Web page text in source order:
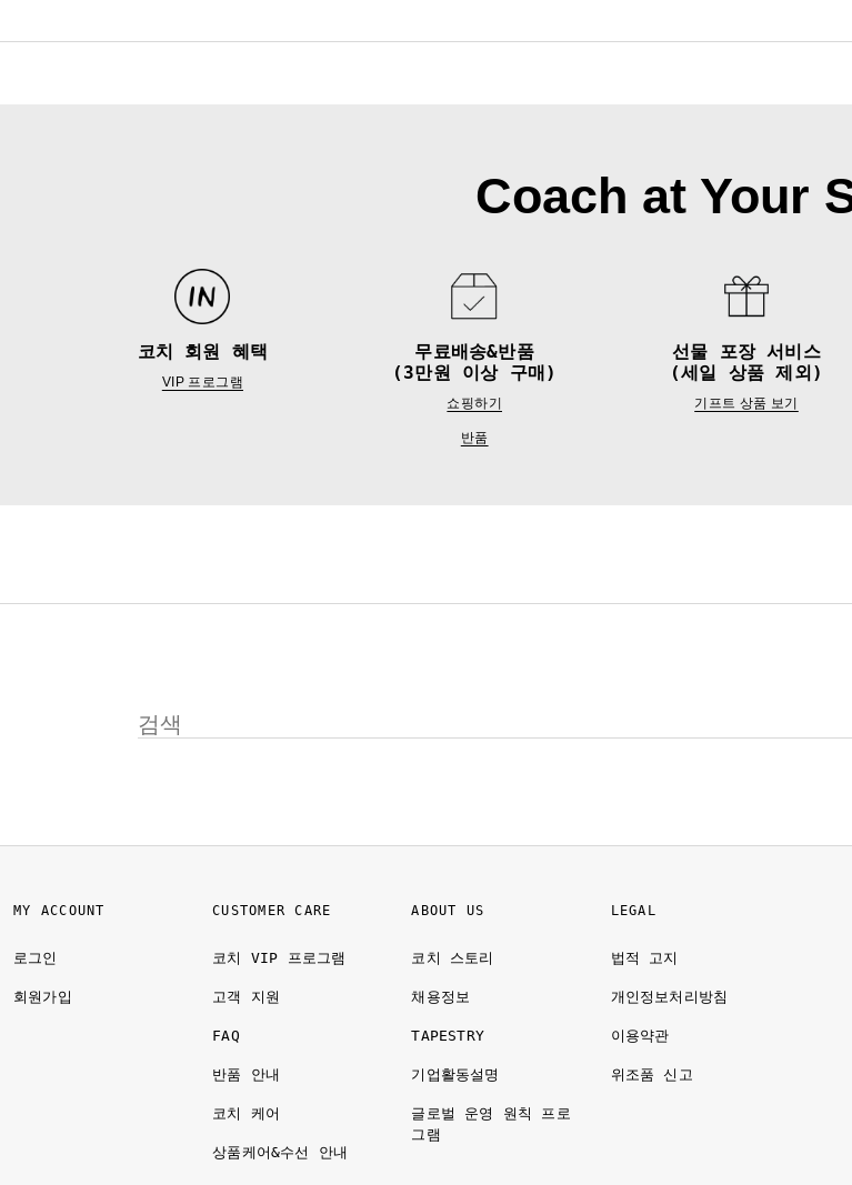
Coach at Your
코치 회원 혜택
VIP 프로그램
무료배송&반품
(3만원 이상 구매)
쇼핑하기
반품
선물 포장 서비스
(세일 상품 제외)
기프트 상품 보기
MY ACCOUNT
로그인
회원가입
CUSTOMER CARE
코치 VIP 프로그램
고객 지원
FAQ
반품 안내
코치 케어
상품케어&수선 안내
ABOUT US
코치 스토리
채용정보
TAPESTRY
기업활동설명
글로벌 운영 원칙 프로
그램
LEGAL
법적 고지
개인정보처리방침
이용약관
위조품 신고